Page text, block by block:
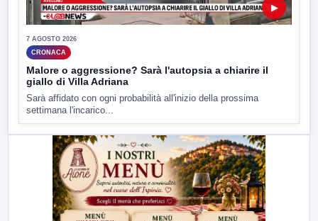
▶
7 AGOSTO 2026
CRONACA
Malore o aggressione? Sarà l'autopsia a chiarire il
giallo di Villa Adriana
Sarà affidato con ogni probabilità all'inizio della prossima
settimana l'incarico...